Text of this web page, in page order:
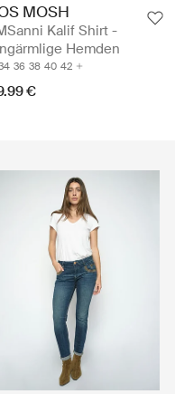
MOSH
Kalif Shirt -
Hemden
36 38 40 42
€